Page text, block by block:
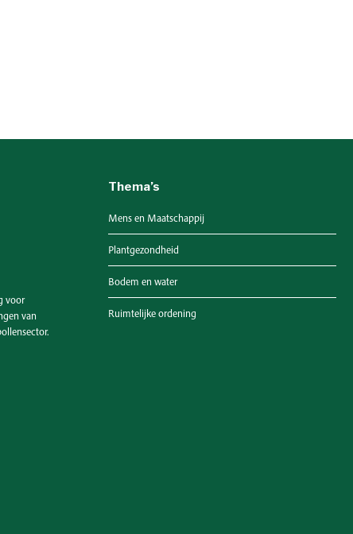
voor
van
Thema’s
Mens en Maatschappij
Plantgezondheid
Bodem en water
Ruimtelijke ordening